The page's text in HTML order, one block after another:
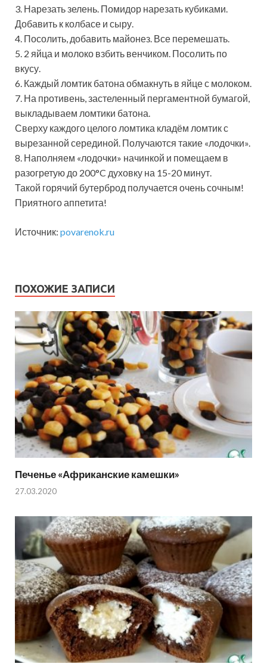
3. Нарезать зелень. Помидор нарезать кубиками.
Добавить к колбасе и сыру.
4. Посолить, добавить майонез. Все перемешать.
5. 2 яйца и молоко взбить венчиком. Посолить по
вкусу.
6. Каждый ломтик батона обмакнуть в яйце с молоком.
7. На противень, застеленный пергаментной бумагой,
выкладываем ломтики батона.
Сверху каждого целого ломтика кладём ломтик с
вырезанной серединой. Получаются такие «лодочки».
8. Наполняем «лодочки» начинкой и помещаем в
разогретую до 200°C духовку на 15-20 минут.
Такой горячий бутерброд получается очень сочным!
Приятного аппетита!
Источник: povarenok.ru
ПОХОЖИЕ ЗАПИСИ
Печенье «Африканские камешки»
27.03.2020